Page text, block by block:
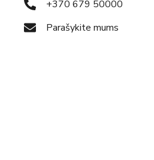
+370 679 50000
Parašykite mums